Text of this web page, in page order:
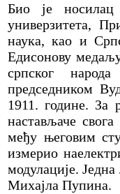
Био је носилац
универзитета,
наука, као и
Едисонову
српског
председником
1911. године. За
настављаче
међу његовим
измерио
модулације.
Михајла Пупина.